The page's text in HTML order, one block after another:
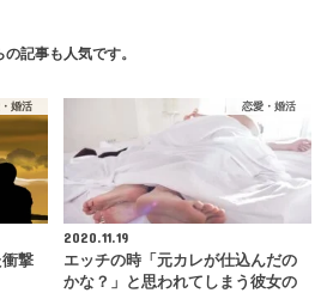
の記事も人気です。
婚活
撃
恋愛・婚活
2020.11.19
エッチの時「元カレが仕込んだの
かな？」と思われてしまう彼女の